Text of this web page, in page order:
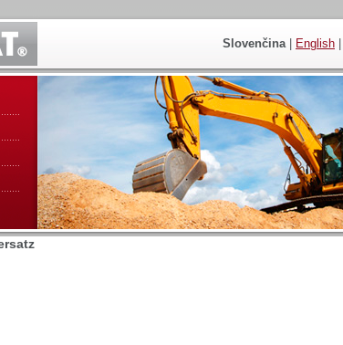
Slovenčina| English